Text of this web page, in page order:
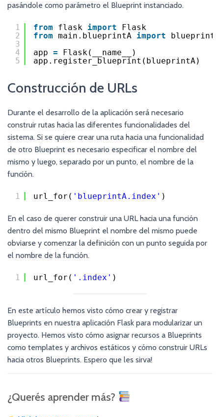
pasándole como parámetro el Blueprint instanciado.
1
2
3
4
5
from flask import
Flask
from main.blueprintA import
blueprintA
app =
Flask(__name__)
app.register_blueprint(blueprintA)
Construcción de URLs
Durante el desarrollo de la aplicación será necesario
construir rutas hacia las diferentes funcionalidades del
sistema. Si se quiere crear una ruta hacia una funcionalidad
de otro Blueprint es necesario especificar el nombre del
mismo y luego, separado por un punto, el nombre de la
función.
1 url_for( 'blueprintA.index' )
En el caso de querer construir una URL hacia una función
dentro del mismo Blueprint el nombre del mismo puede
obviarse y comenzar la definición con un punto seguida por
el nombre de la función.
1 url_for( '.index' )
En este artículo hemos visto cómo crear y registrar
Blueprints en nuestra aplicación Flask para modularizar un
proyecto. Hemos visto cómo asignar recursos a Blueprints
como templates y archivos estáticos y cómo construir URLs
hacia otros Blueprints. Espero que les sirva!
¿Querés aprender más?